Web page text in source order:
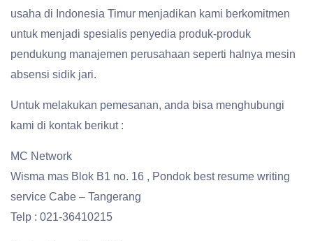
usaha di Indonesia Timur menjadikan kami berkomitmen
untuk menjadi spesialis penyedia produk-produk
pendukung manajemen perusahaan seperti halnya mesin
absensi sidik jari.
Untuk melakukan pemesanan, anda bisa menghubungi
kami di kontak berikut :
MC Network
Wisma mas Blok B1 no. 16 , Pondok best resume writing
service Cabe – Tangerang
Telp : 021-36410215